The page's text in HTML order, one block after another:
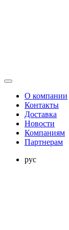
О компании
Контакты
Доставка
Новости
Компаниям
Партнерам
рус